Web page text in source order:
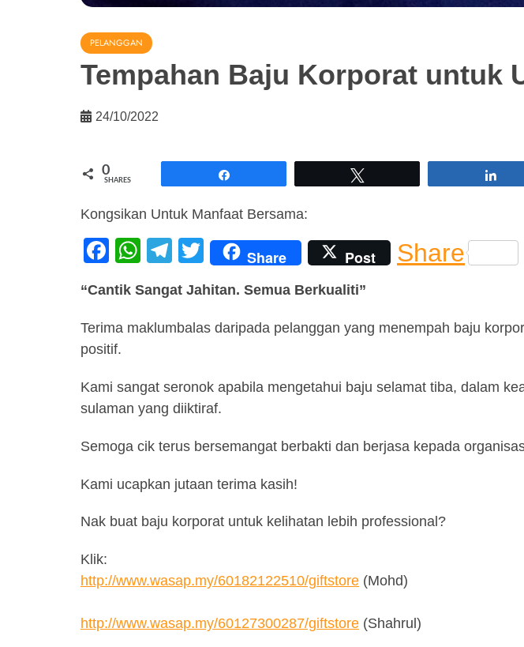
PELANGGAN
Tempahan Baju Korporat untuk
24/10/2022
0
SHARES
Kongsikan Untuk Manfaat Bersama:
F
c
e
b
o
o
W
at
s
p
p
T
e
gr
m
T
tt
er
Share Post Share
“Cantik Sangat Jahitan. Semua Berkualiti”
Terima maklumbalas daripada pelanggan yang menempah baju
positif.
Kami sangat seronok apabila mengetahui baju selamat tiba, dalam
sulaman yang diiktiraf.
Semoga cik terus bersemangat berbakti dan berjasa kepada
Kami ucapkan jutaan terima kasih!
Nak buat baju korporat untuk kelihatan lebih professional?
Klik:
http://www.wasap.my/60182122510/giftstore (Mohd)
http://www.wasap.my/60127300287/giftstore (Shahrul)